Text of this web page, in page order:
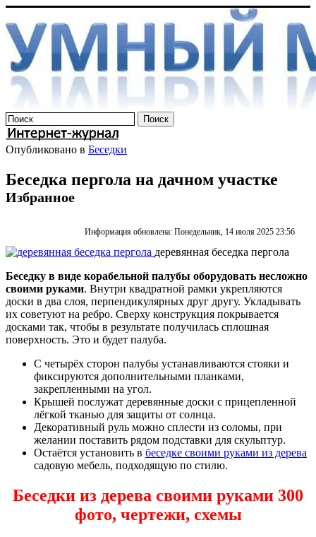
Опубликовано в Беседки
Беседка пергола на дачном участке
Избранное
Информация обновлена: Понедельник, 14 июля 2025 23:56
деревянная беседка пергола
Беседку в виде корабельной палубы оборудовать несложно
своими руками. Внутри квадратной рамки укрепляются
доски в два слоя, перпендикулярных друг другу. Укладывать
их советуют на ребро. Сверху конструкция покрывается
досками так, чтобы в результате получилась сплошная
поверхность. Это и будет палуба.
С четырёх сторон палубы устанавливаются стояки и
фиксируются дополнительными планками,
закрепленными на угол.
Крышей послужат деревянные доски с прицепленной
лёгкой тканью для защиты от солнца.
Декоративный руль можно сплести из соломы, при
желании поставить рядом подставки для скульптур.
Остаётся установить в беседке своими руками из дерева
садовую мебель, подходящую по стилю.
Беседки из дерева своими руками 300
фото, чертежи, схемы